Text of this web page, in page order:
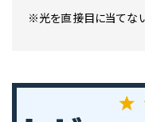
※光を直接目に当てない